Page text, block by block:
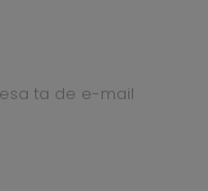
ta de e-mail